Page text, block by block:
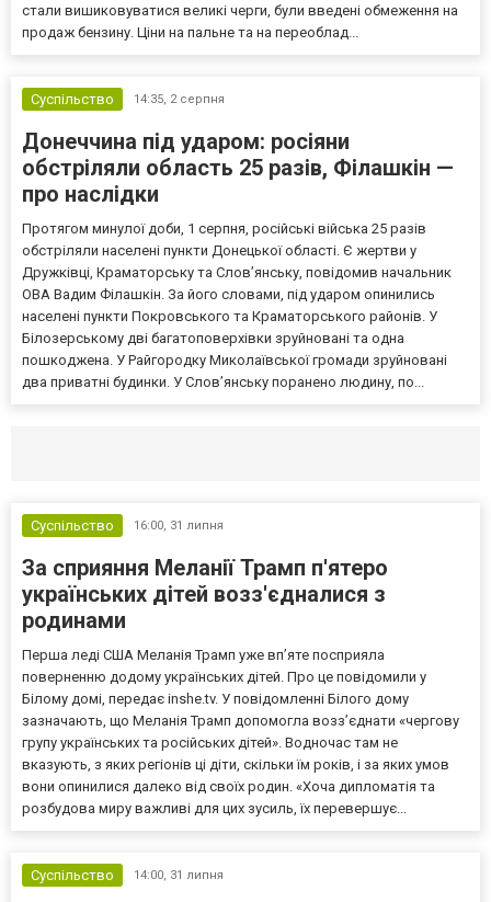
стали вишиковуватися великі черги, були введені обмеження на
продаж бензину. Ціни на пальне та на переоблад...
Суспільство 14:35, 2 серпня
Донеччина під ударом: росіяни
обстріляли область 25 разів, Філашкін —
про наслідки
Протягом минулої доби, 1 серпня, російські війська 25 разів
обстріляли населені пункти Донецької області. Є жертви у
Дружківці, Краматорську та Слов’янську, повідомив начальник
ОВА Вадим Філашкін. За його словами, під ударом опинились
населені пункти Покровського та Краматорського районів. У
Білозерському дві багатоповерхівки зруйновані та одна
пошкоджена. У Райгородку Миколаївської громади зруйновані
два приватні будинки. У Слов’янську поранено людину, по...
Суспільство 16:00, 31 липня
За сприяння Меланії Трамп п'ятеро
українських дітей возз'єдналися з
родинами
Перша леді США Меланія Трамп уже впʼяте посприяла
поверненню додому українських дітей. Про це повідомили у
Білому домі, передає inshe.tv. У повідомленні Білого дому
зазначають, що Меланія Трамп допомогла возз’єднати «чергову
групу українських та російських дітей». Водночас там не
вказують, з яких регіонів ці діти, скільки їм років, і за яких умов
вони опинилися далеко від своїх родин. «Хоча дипломатія та
розбудова миру важливі для цих зусиль, їх перевершує...
Суспільство 14:00, 31 липня